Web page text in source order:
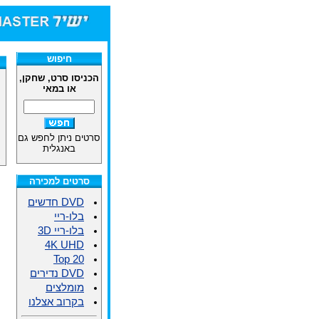
חיפוש
הכניסו סרט, שחקן,
או במאי
סרטים ניתן לחפש גם
באנגלית
סרטים למכירה
DVD חדשים
בלו-ריי
בלו-ריי 3D
4K UHD
Top 20
DVD נדירים
מומלצים
בקרוב אצלנו